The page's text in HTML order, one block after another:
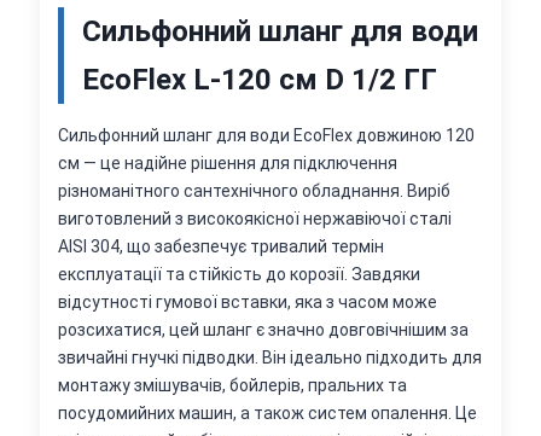
Cильфонний шланг для води
EcoFlex L-120 см D 1/2 ГГ
Сильфонний шланг для води EcoFlex довжиною 120
см — це надійне рішення для підключення
різноманітного сантехнічного обладнання. Виріб
виготовлений з високоякісної нержавіючої сталі
AISI 304, що забезпечує тривалий термін
експлуатації та стійкість до корозії. Завдяки
відсутності гумової вставки, яка з часом може
розсихатися, цей шланг є значно довговічнішим за
звичайні гнучкі підводки. Він ідеально підходить для
монтажу змішувачів, бойлерів, пральних та
посудомийних машин, а також систем опалення. Це